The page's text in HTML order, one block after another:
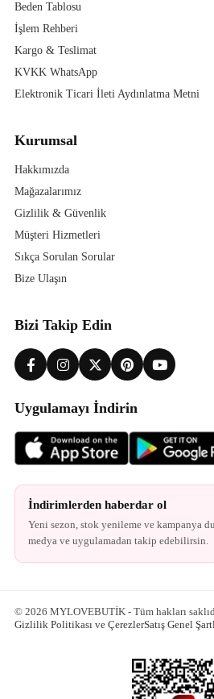
Beden Tablosu
İşlem Rehberi
Kargo & Teslimat
KVKK WhatsApp
Elektronik Ticari İleti Aydınlatma Metni
Kurumsal
Hakkımızda
Mağazalarımız
Gizlilik & Güvenlik
Müşteri Hizmetleri
Sıkça Sorulan Sorular
Bize Ulaşın
Bizi Takip Edin
Uygulamayı İndirin
İndirimlerden haberdar ol
Yeni sezon, stok yenileme ve kampanya
medya ve uygulamadan takip edebilirsin.
© 2026 MYLOVEBUTİK - Tüm hakları
Gizlilik Politikası ve ÇerezlerSatış Genel